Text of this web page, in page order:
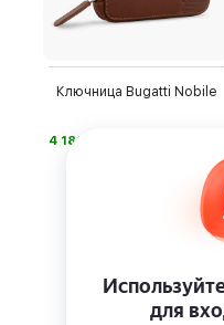
Ключница Bugatti Nobile
4 180